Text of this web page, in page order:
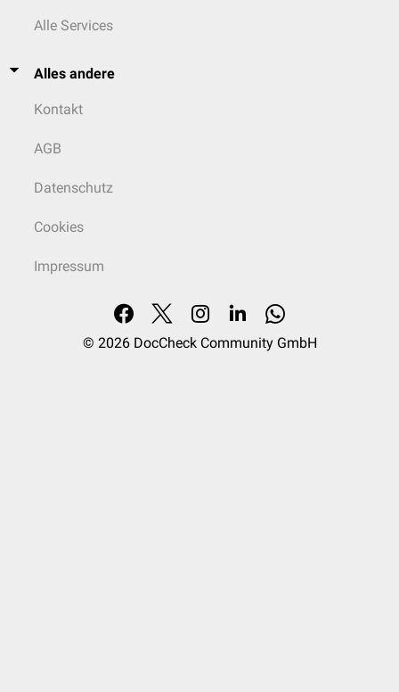
Alle Services
Alles andere
Kontakt
AGB
Datenschutz
Cookies
Impressum
© 2026 DocCheck Community GmbH